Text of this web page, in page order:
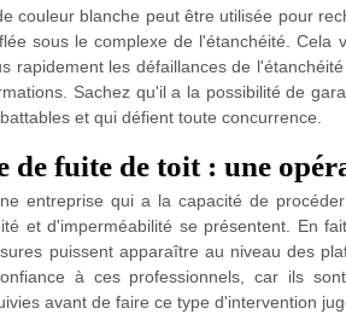
couleur blanche peut être utilisée pour
sous le complexe de l'étanchéité. Cela
rapidement les défaillances de
Sachez qu'il a la possibilité de
et qui défient toute concurrence.
de fuite de toit : une
entreprise qui a la capacité de
et d'imperméabilité se présentent. En
puissent apparaître au niveau des
à ces professionnels, car ils
avant de faire ce type d'intervention